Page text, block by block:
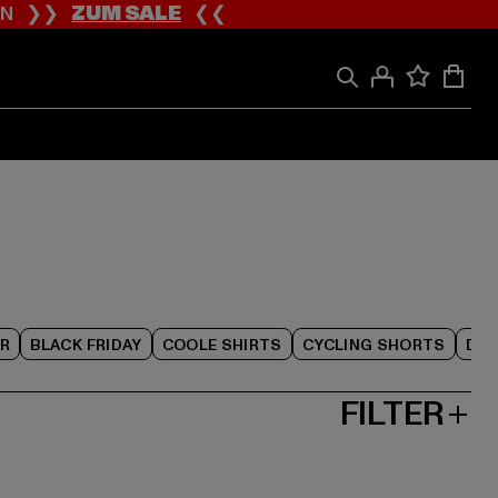
❯❯ZUM SALE❮❮
BLACK FRIDAY COOLE SHIRTS CYCLING SHORTS
FILTER